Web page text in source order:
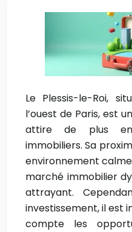
Le Plessis-le-Roi,
l’ouest de Paris, est
attire de plus en
immobiliers. Sa
environnement
marché immobilier
attrayant.
investissement, il est
compte les